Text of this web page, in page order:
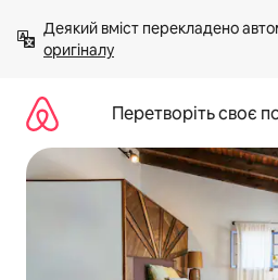
вмісту
Деякий вміст перекладено
оригіналу
Перетворіть своє